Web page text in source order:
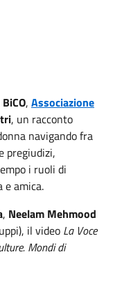
BiCO, Associazione
, un racconto
navigando fra
pregiudizi,
i ruoli di
e amica.
, Neelam Mehmood
il video La Voce
Mondi di